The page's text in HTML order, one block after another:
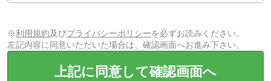
※利用規約及びプライバシーポリシーを必ずお読みください。
左記内容に同意いただいた場合は、確認画面へお進み下さい。
上記に同意して確認画面へ